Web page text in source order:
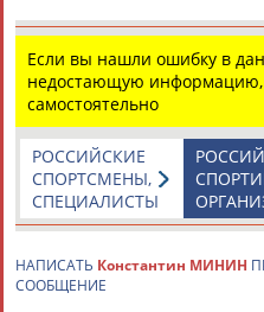
Если вы нашли ошибку в
недостающую информацию,
самостоятельно
РОССИЙСКИЕ
СПОРТСМЕНЫ,
СПЕЦИАЛИСТЫ
НАПИСАТЬ Константин МИНИН
СООБЩЕНИЕ